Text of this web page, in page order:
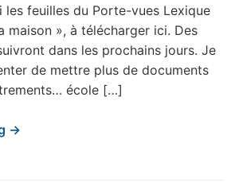
les feuilles du Porte-vues Lexique
maison », à télécharger ici. Des
dans les prochains jours. Je
de mettre plus de documents
école […]
→